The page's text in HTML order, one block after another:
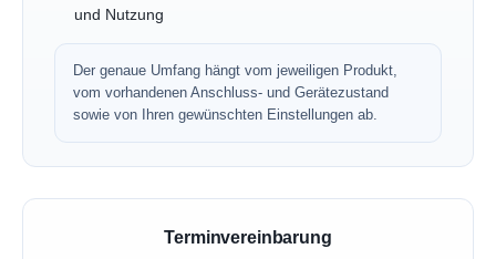
und Nutzung
Der genaue Umfang hängt vom jeweiligen Produkt,
vom vorhandenen Anschluss- und Gerätezustand
sowie von Ihren gewünschten Einstellungen ab.
Terminvereinbarung